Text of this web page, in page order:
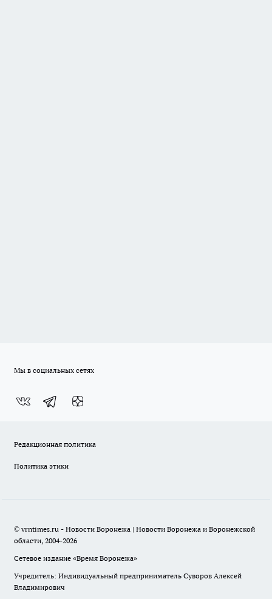
Мы в социальных сетях
Редакционная политика
Политика этики
© vrntimes.ru - Новости Воронежа | Новости Воронежа и Воронежской
области, 2004-2026
Сетевое издание «Время Воронежа»
Учредитель: Индивидуальный предприниматель Суворов Алексей
Владимирович